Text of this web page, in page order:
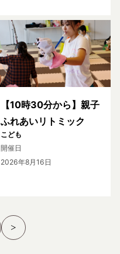
【10時30分から】親子
ふれあいリトミック
こども
開催日
2026年8月16日